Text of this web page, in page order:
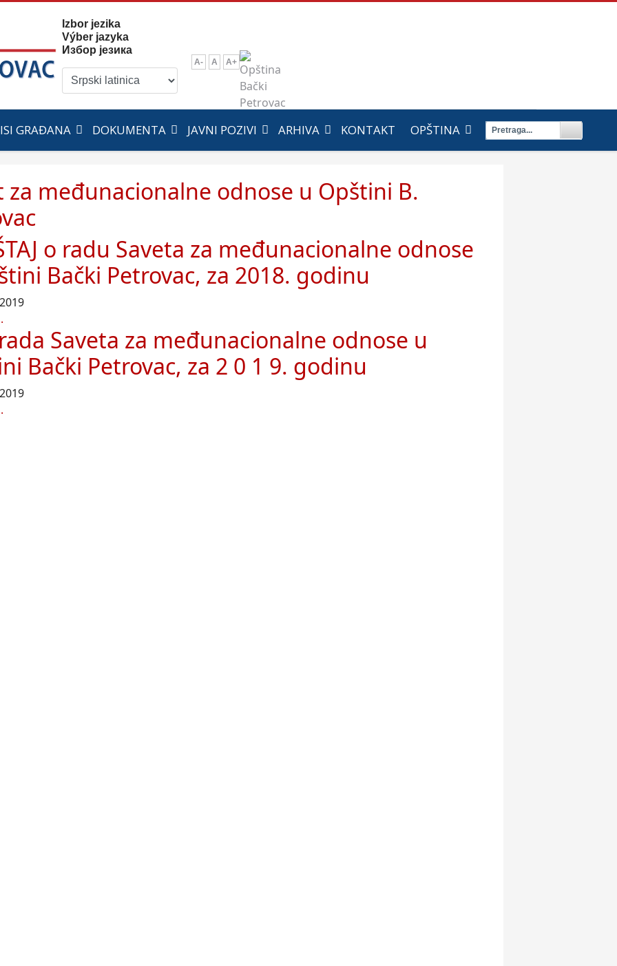
Izbor jezika
Výber jazyka
Избор језика
A- A A+
GRAĐANA DOKUMENTA JAVNI POZIVI ARHIVA KONTAKT OPŠTINA
za međunacionalne odnose u Opštini B.
o radu Saveta za međunacionalne odnose
Bački Petrovac, za 2018. godinu
Saveta za međunacionalne odnose u
Bački Petrovac, za 2 0 1 9. godinu